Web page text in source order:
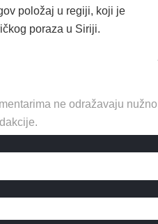
položaj u regiji, koji je
poraza u Siriji.
ne odražavaju nužno